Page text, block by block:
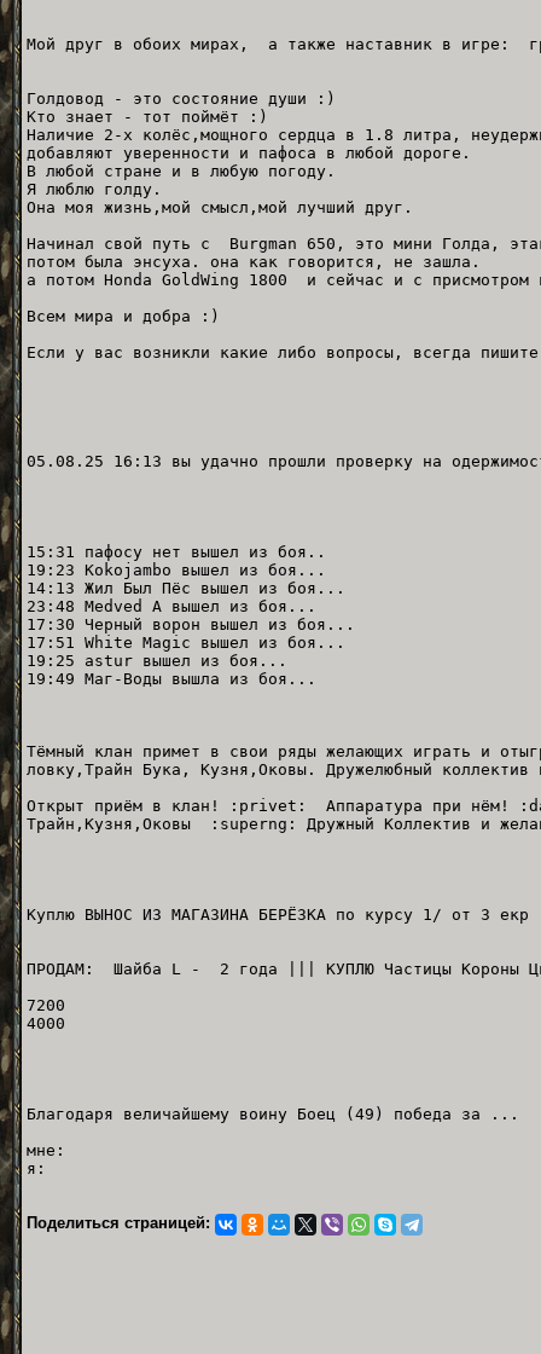
Мой друг в обоих мирах, а также наставник в игре:
Голдовод - это состояние души :)
Кто знает - тот поймёт :)
Наличие 2-х колёс,мощного сердца в 1.8 литра,
добавляют уверенности и пафоса в любой дороге.
В любой стране и в любую погоду.
Я люблю голду.
Она моя жизнь,мой смысл,мой лучший друг.
Начинал свой путь с Burgman 650, это мини Голда,
потом была энсуха. она как говорится, не зашла.
а потом Honda GoldWing 1800 и сейчас и с
Всем мира и добра :)
Если у вас возникли какие либо вопросы, всегда
05.08.25 16:13 вы удачно прошли проверку на
15:31 пафосу нет вышел из боя..
19:23 Kokojambo вышел из боя...
14:13 Жил Был Пёс вышел из боя...
23:48 Medved A вышел из боя...
17:30 Черный ворон вышел из боя...
17:51 White Magic вышел из боя...
19:25 astur вышел из боя...
19:49 Маг-Воды вышла из боя...
Тёмный клан примет в свои ряды желающих играть и
ловку,Трайн Бука, Кузня,Оковы. Дружелюбный
Открыт приём в клан! :privet: Аппаратура при нём!
Трайн,Кузня,Оковы :superng: Дружный Коллектив и
Куплю ВЫНОС ИЗ МАГАЗИНА БЕРЁЗКА по курсу 1/ от 3 екр
ПРОДАМ: Шайба L - 2 года ||| КУПЛЮ Частицы Короны
7200
4000
Благодаря величайшему воину Боец (49) победа за ...
мне:
я:
Поделиться страницей: